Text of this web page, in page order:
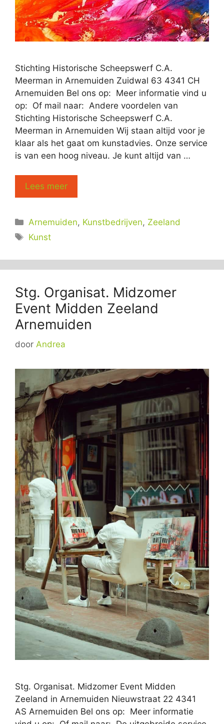
Stichting Historische Scheepswerf C.A.
Meerman in Arnemuiden Zuidwal 63 4341 CH
Arnemuiden Bel ons op: Meer informatie vind u
op: Of mail naar: Andere voordelen van
Stichting Historische Scheepswerf C.A.
Meerman in Arnemuiden Wij staan altijd voor je
klaar als het gaat om kunstadvies. Onze service
is van een hoog niveau. Je kunt altijd van …
Lees meer
Categorieën
Arnemuiden, Kunstbedrijven, Zeeland
Tags
Kunst
Stg. Organisat. Midzomer
Event Midden Zeeland
Arnemuiden
door Andrea
Stg. Organisat. Midzomer Event Midden
Zeeland in Arnemuiden Nieuwstraat 22 4341
AS Arnemuiden Bel ons op: Meer informatie